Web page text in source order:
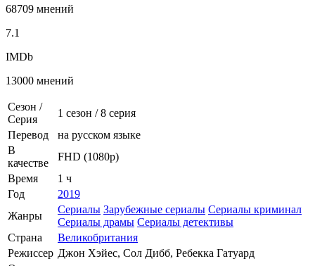
68709 мнений
7.1
IMDb
13000 мнений
Сезон /
Серия
1 сезон /8 серия
Перевод
на русском языке
В
качестве
FHD (1080p)
Время
1 ч
Год
2019
Жанры
Сериалы Зарубежные сериалы Сериалы криминал
Сериалы драмы Сериалы детективы
Страна
Великобритания
Режиссер Джон Хэйес, Сол Дибб, Ребекка Гатуард